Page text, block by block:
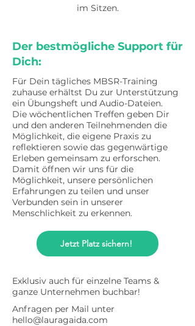
im Sitzen.
Der bestmögliche Support für
Dich:
Für Dein tägliches MBSR-Training
zuhause erhältst Du zur Unterstützung
ein Übungsheft und Audio-Dateien.
Die wöchentlichen Treffen geben Dir
und den anderen Teilnehmenden die
Möglichkeit, die eigene Praxis zu
reflektieren sowie das gegenwärtige
Erleben gemeinsam zu erforschen.
Damit öffnen wir uns für die
Möglichkeit, unsere persönlichen
Erfahrungen zu teilen und unser
Verbunden sein in unserer
Menschlichkeit zu erkennen.
Jetzt Platz sichern!
Exklusiv auch für einzelne Teams &
ganze Unternehmen buchbar!
Anfragen per Mail unter
hello@lauragaida.com